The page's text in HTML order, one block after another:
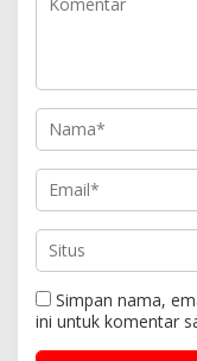
Simpan nama,
ini untuk komentar